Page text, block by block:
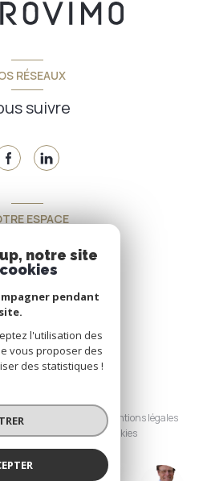
RÉSEAUX
suivre
ESPACE
propriétaire
Nos partenaires
Mentions légales
Politique RGPD Cookies
notre site
pendant
l'utilisation des
vous proposer des
des statistiques !